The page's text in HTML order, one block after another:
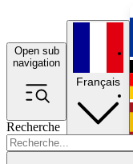
Open sub
navigation
Recherche
Français